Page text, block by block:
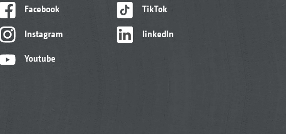
Facebook
Instagram
Youtube
TikTok
linkedIn